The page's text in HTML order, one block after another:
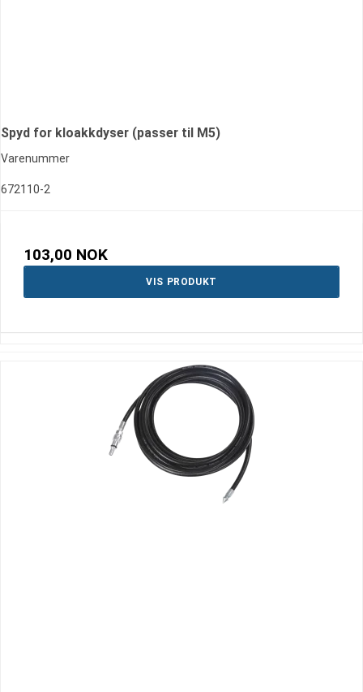
Spyd for kloakkdyser (passer til M5)
Varenummer
672110-2
103,00 NOK
VIS PRODUKT